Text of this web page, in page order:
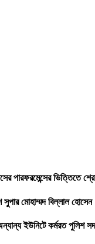
পারফরমেন্সের ভিত্তিতে
মোহাম্মদ বিল্লাল
ইউনিটে কর্মরত